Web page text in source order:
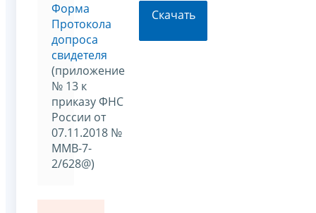
Форма
Протокола
допроса
свидетеля
(приложение
№ 13 к
приказу ФНС
России от
07.11.2018 №
ММВ-7-
2/628@)
Скачать